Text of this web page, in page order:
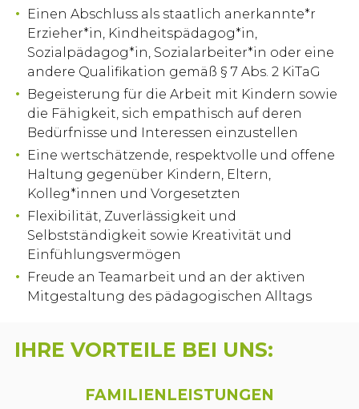
Einen Abschluss als staatlich anerkannte*r
Erzieher*in, Kindheitspädagog*in,
Sozialpädagog*in, Sozialarbeiter*in oder eine
andere Qualifikation gemäß § 7 Abs. 2 KiTaG
Begeisterung für die Arbeit mit Kindern sowie
die Fähigkeit, sich empathisch auf deren
Bedürfnisse und Interessen einzustellen
Eine wertschätzende, respektvolle und offene
Haltung gegenüber Kindern, Eltern,
Kolleg*innen und Vorgesetzten
Flexibilität, Zuverlässigkeit und
Selbstständigkeit sowie Kreativität und
Einfühlungsvermögen
Freude an Teamarbeit und an der aktiven
Mitgestaltung des pädagogischen Alltags
IHRE VORTEILE BEI UNS:
FAMILIENLEISTUNGEN